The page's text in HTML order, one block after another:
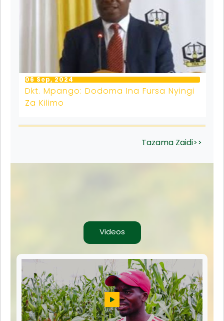
06 Sep, 2024
Dkt. Mpango: Dodoma Ina Fursa Nyingi
Za Kilimo
Tazama Zaidi>>
Videos